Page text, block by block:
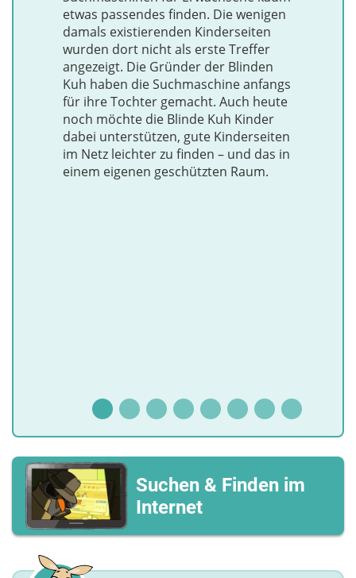
etwas passendes finden. Die wenigen
damals existierenden Kinderseiten
wurden dort nicht als erste Treffer
angezeigt. Die Gründer der Blinden
Kuh haben die Suchmaschine anfangs
für ihre Tochter gemacht. Auch heute
noch möchte die Blinde Kuh Kinder
dabei unterstützen, gute Kinderseiten
im Netz leichter zu finden – und das in
einem eigenen geschützten Raum.
Suchen & Finden im
Internet